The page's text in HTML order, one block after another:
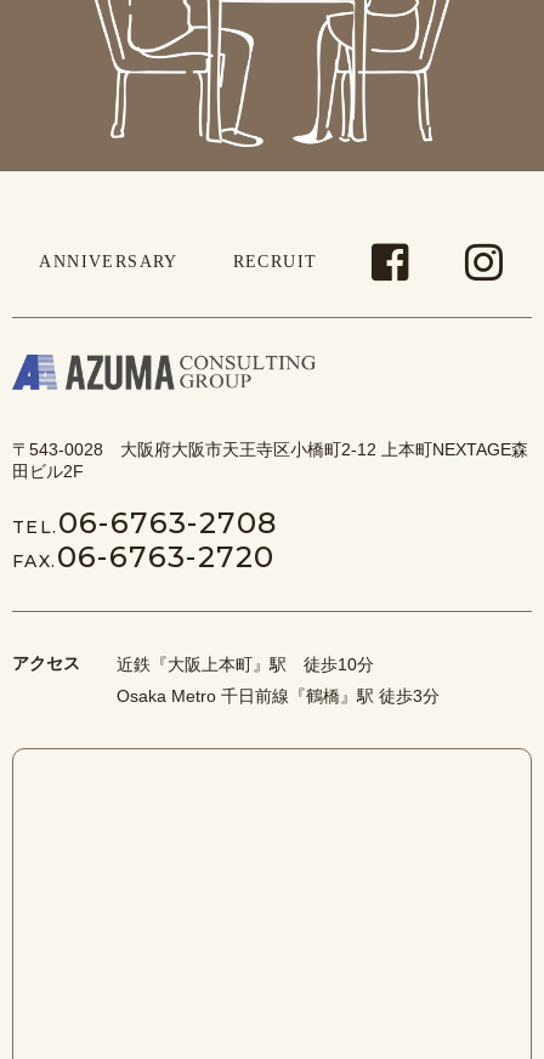
〒543-0028 大阪府大阪市天王寺区小橋町2-12 上本町NEXTAGE森
田ビル2F
TEL. 06-6763-2708
FAX. 06-6763-2720
ANNIVERSARY RECRUIT
アクセス
近鉄『大阪上本町』駅 徒歩10分
Osaka Metro 千日前線『鶴橋』駅 徒歩3分